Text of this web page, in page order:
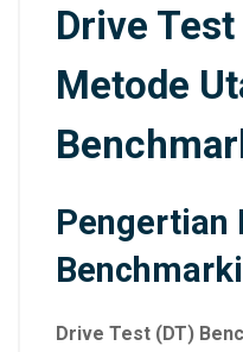
Drive
Metode
Pengertian
Drive Test (DT)